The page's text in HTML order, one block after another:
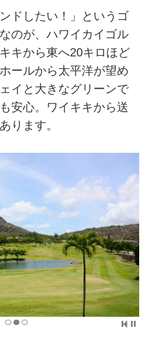
ドしたい！」というゴ
のが、ハワイカイゴル
キから東へ20キロほど
ールから太平洋が望め
イと大きなグリーンで
安心。ワイキキから送
ります。